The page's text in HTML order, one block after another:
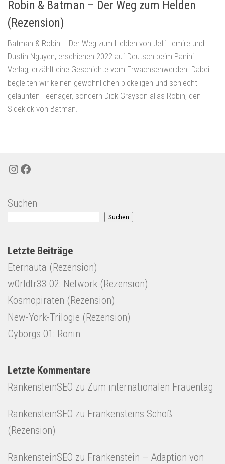
Robin & Batman – Der Weg zum Helden
(Rezension)
Batman & Robin – Der Weg zum Helden von Jeff Lemire und
Dustin Nguyen, erschienen 2022 auf Deutsch beim Panini
Verlag, erzählt eine Geschichte vom Erwachsenwerden. Dabei
begleiten wir keinen gewöhnlichen pickeligen und schlecht
gelaunten Teenager, sondern Dick Grayson alias Robin, den
Sidekick von Batman.
Instagram
Facebook
Suchen
Suchen
Letzte Beiträge
Eternauta (Rezension)
w0rldtr33 02: Network (Rezension)
Kosmopiraten (Rezension)
New-York-Trilogie (Rezension)
Cyborgs 01: Ronin
Letzte Kommentare
RankensteinSEO zu Zum internationalen Frauentag
RankensteinSEO zu Frankensteins Schoß
(Rezension)
RankensteinSEO zu Frankenstein – Adaption von